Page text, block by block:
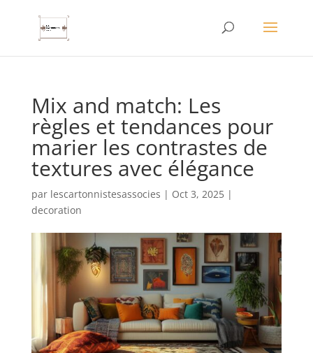
Mix and match: Les
règles et tendances pour
marier les contrastes de
textures avec élégance
par lescartonnistesassocies | Oct 3, 2025|
decoration